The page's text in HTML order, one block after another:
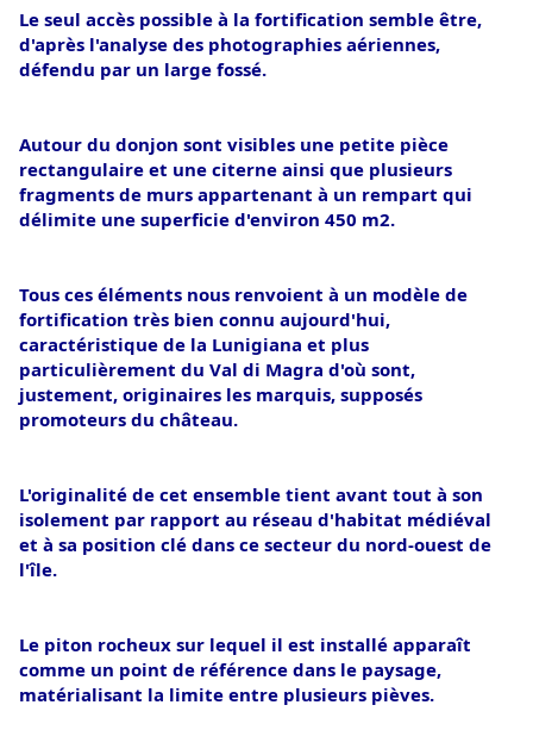
Le seul accès possible à la fortification semble être,
d'après l'analyse des photographies aériennes,
défendu par un large fossé.
Autour du donjon sont visibles une petite pièce
rectangulaire et une citerne ainsi que plusieurs
fragments de murs appartenant à un rempart qui
délimite une superficie d'environ 450 m2.
Tous ces éléments nous renvoient à un modèle de
fortification très bien connu aujourd'hui,
caractéristique de la Lunigiana et plus
particulièrement du Val di Magra d'où sont,
justement, originaires les marquis, supposés
promoteurs du château.
L'originalité de cet ensemble tient avant tout à son
isolement par rapport au réseau d'habitat médiéval
et à sa position clé dans ce secteur du nord-ouest de
l'île.
Le piton rocheux sur lequel il est installé apparaît
comme un point de référence dans le paysage,
matérialisant la limite entre plusieurs pièves.